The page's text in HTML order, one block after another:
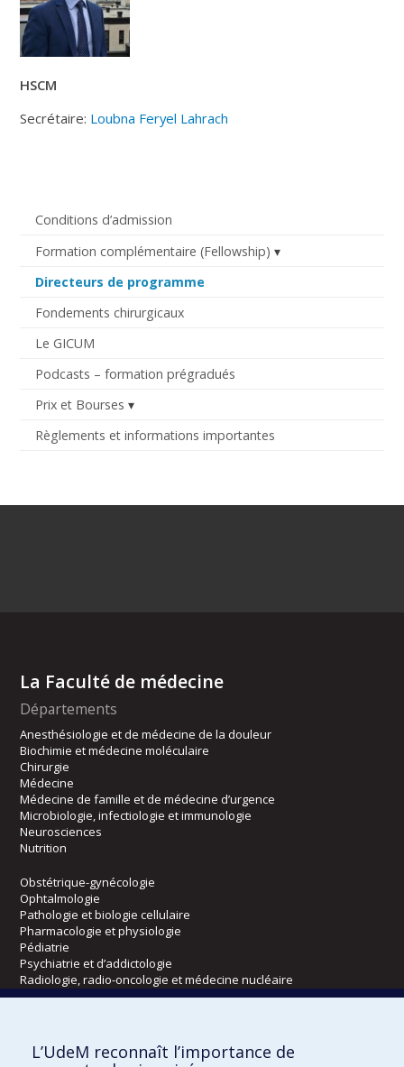
Conditions d’admission
Formation complémentaire (Fellowship)
Directeurs de programme
Fondements chirurgicaux
Le GICUM
Podcasts – formation prégradués
Prix et Bourses
Règlements et informations importantes
HSCM
Secrétaire: Loubna Feryel Lahrach
La Faculté de médecine
Départements
Anesthésiologie et de médecine de la douleur
Biochimie et médecine moléculaire
Chirurgie
Médecine
Médecine de famille et de médecine d’urgence
Microbiologie, infectiologie et immunologie
Neurosciences
Nutrition
Obstétrique-gynécologie
Ophtalmologie
Pathologie et biologie cellulaire
Pharmacologie et physiologie
Pédiatrie
Psychiatrie et d’addictologie
Radiologie, radio-oncologie et médecine nucléaire
L’UdeM reconnaît l’importance de